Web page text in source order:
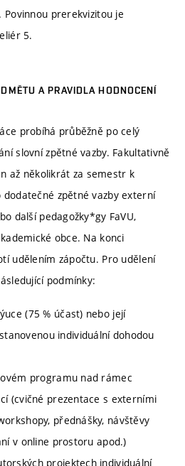
prerekvizitou je
5.
A PRAVIDLA HODNOCENÍ
probíhá průběžně po celý
slovní zpětné vazby. Fakultativně
až několikrát za semestr k
dodatečné zpětné vazby externí
další pedagožky*gy FaVU,
obce. Na konci
udělením zápočtu. Pro udělení
podmínky:
(75 % účast) nebo její
individuální dohodou
programu nad rámec
(cvičné prezentace s externími
přednášky, návštěvy
v online prostoru apod.)
projektech individuální